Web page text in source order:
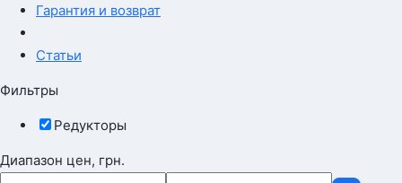
Гарантия и возврат
Статьи
Фильтры
Редукторы
Диапазон цен, грн.